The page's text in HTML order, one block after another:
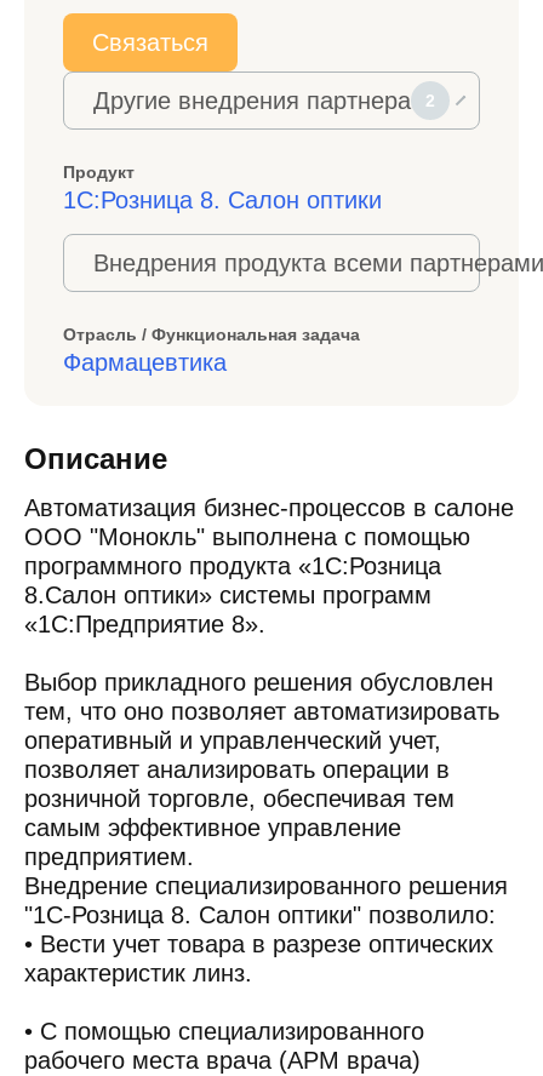
Связаться
Другие внедрения партнера 2
Продукт
1С:Розница 8. Салон оптики
Внедрения продукта всеми
Отрасль / Функциональная задача
Фармацевтика
Описание
Автоматизация бизнес-процессов в салоне
ООО "Монокль" выполнена с помощью
программного продукта «1С:Розница
8.Салон оптики» системы программ
«1С:Предприятие 8».
Выбор прикладного решения обусловлен
тем, что оно позволяет автоматизировать
оперативный и управленческий учет,
позволяет анализировать операции в
розничной торговле, обеспечивая тем
самым эффективное управление
предприятием.
Внедрение специализированного решения
"1С-Розница 8. Салон оптики" позволило:
• Вести учет товара в разрезе оптических
характеристик линз.
• С помощью специализированного
рабочего места врача (АРМ врача)